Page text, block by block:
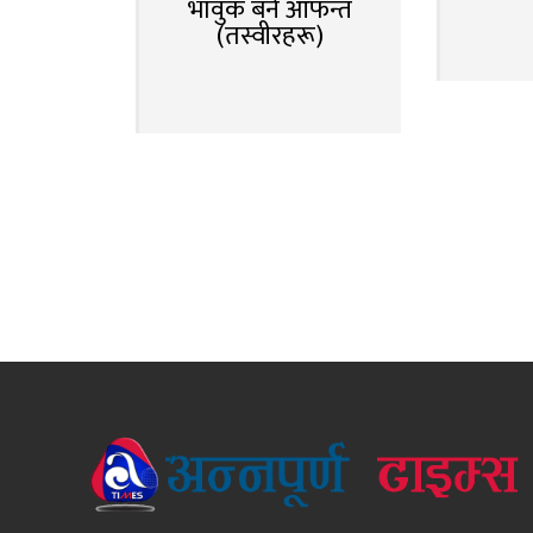
भावुक बने आफन्त
(तस्वीरहरू)